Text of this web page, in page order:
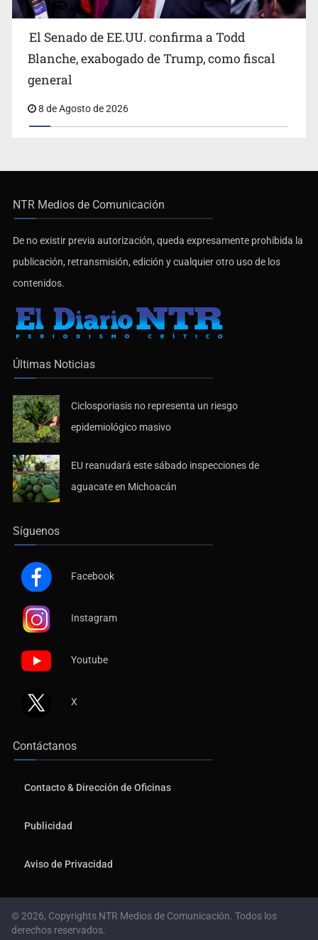
El Senado de EE.UU. confirma a Todd
Blanche, exabogado de Trump, como fiscal
general
8 de Agosto de 2026
NTR Medios de Comunicación
De no existir previa autorización, queda expresamente prohibida la
publicación, retransmisión, edición y cualquier otro uso de los
contenidos.
Últimas Noticias
Ciclosporiasis no representa un riesgo
epidemiológico masivo
EU reanudará este sábado inspecciones de
aguacate en Michoacán
Síguenos
Facebook
Instagram
Youtube
X
Contáctanos
Contacto & Dirección de Oficinas
Publicidad
Aviso de Privacidad
© 2026, Copyrights NTR Medios de Comunicación. Todos los
derechos reservados.